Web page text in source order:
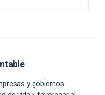
y gobiernos